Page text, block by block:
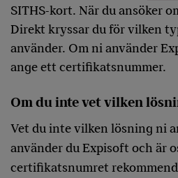
SITHS-kort. När du ansöker
Direkt kryssar du för vilken
använder. Om ni använder
ange ett certifikatsnummer.
Om du inte vet vilken
Vet du inte vilken lösning ni
använder du Expisoft och är
certifikatsnumret